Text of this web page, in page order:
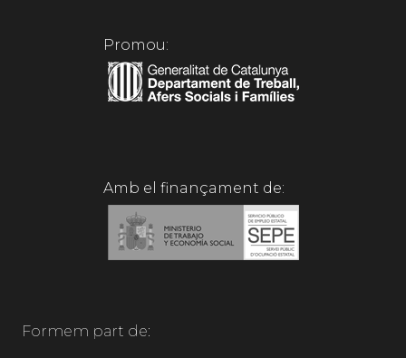
Promou:
Amb el finançament de:
Formem part de: